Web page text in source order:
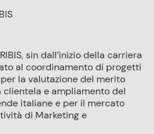
sin dall’inizio della carriera
al coordinamento di progetti
la valutazione del merito
e ampliamento del
italiane e per il mercato
di Marketing e